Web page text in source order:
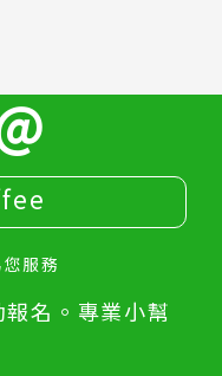
服務
名。專業小幫